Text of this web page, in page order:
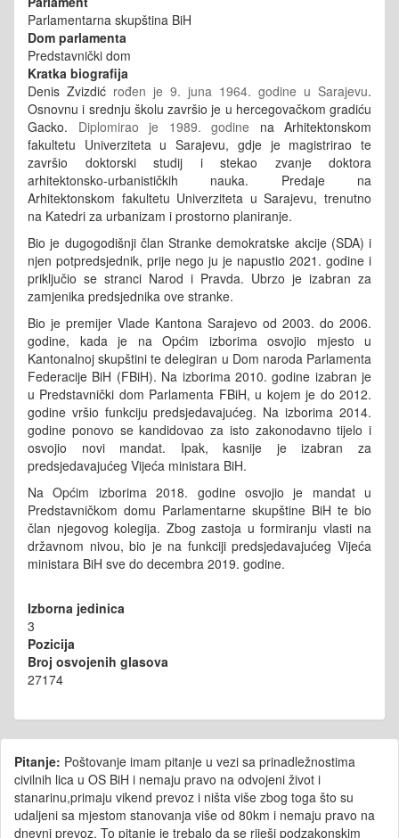
Parlamentarna skupština BiH
Dom parlamenta
Predstavnički dom
Kratka biografija
Denis Zvizdić rođen je 9. juna 1964. godine u Sarajevu.
Osnovnu i srednju školu završio je u hercegovačkom gradiću
Gacko. Diplomirao je 1989. godine na Arhitektonskom
fakultetu Univerziteta u Sarajevu, gdje je magistrirao te
završio doktorski studij i stekao zvanje doktora
arhitektonsko-urbanističkih nauka. Predaje na
Arhitektonskom fakultetu Univerziteta u Sarajevu, trenutno
na Katedri za urbanizam i prostorno planiranje.
Bio je dugogodišnji član Stranke demokratske akcije (SDA) i
njen potpredsjednik, prije nego ju je napustio 2021. godine i
priključio se stranci Narod i Pravda. Ubrzo je izabran za
zamjenika predsjednika ove stranke.
Bio je premijer Vlade Kantona Sarajevo od 2003. do 2006.
godine, kada je na Općim izborima osvojio mjesto u
Kantonalnoj skupštini te delegiran u Dom naroda Parlamenta
Federacije BiH (FBiH). Na izborima 2010. godine izabran je
u Predstavnički dom Parlamenta FBiH, u kojem je do 2012.
godine vršio funkciju predsjedavajućeg. Na izborima 2014.
godine ponovo se kandidovao za isto zakonodavno tijelo i
osvojio novi mandat. Ipak, kasnije je izabran za
predsjedavajućeg Vijeća ministara BiH.
Na Općim izborima 2018. godine osvojio je mandat u
Predstavničkom domu Parlamentarne skupštine BiH te bio
član njegovog kolegija. Zbog zastoja u formiranju vlasti na
državnom nivou, bio je na funkciji predsjedavajućeg Vijeća
ministara BiH sve do decembra 2019. godine.
Izborna jedinica
3
Pozicija
Broj osvojenih glasova
27174
Pitanje: Poštovanje imam pitanje u vezi sa prinadležnostima
civilnih lica u OS BiH i nemaju pravo na odvojeni život i
stanarinu,primaju vikend prevoz i ništa više zbog toga što su
udaljeni sa mjestom stanovanja više od 80km i nemaju pravo na
dnevni prevoz. To pitanje je trebalo da se riješi podzakonskim